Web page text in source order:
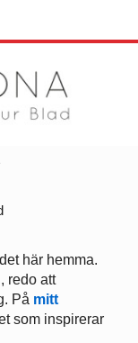
här hemma.
redo att
På mitt
som inspirerar